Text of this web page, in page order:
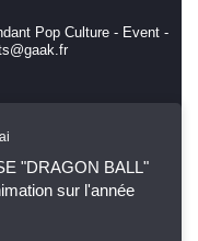
Pop Culture - Event -
"DRAGON BALL"
sur l'année